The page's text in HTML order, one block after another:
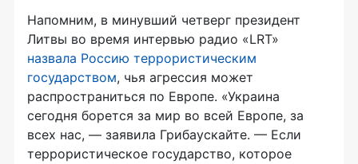
Напомним, в минувший четверг президент
Литвы во время интервью радио «LRT»
назвала Россию террористическим
государством, чья агрессия может
распространиться по Европе. «Украина
сегодня борется за мир во всей Европе, за
всех нас, — заявила Грибаускайте. — Если
террористическое государство, которое